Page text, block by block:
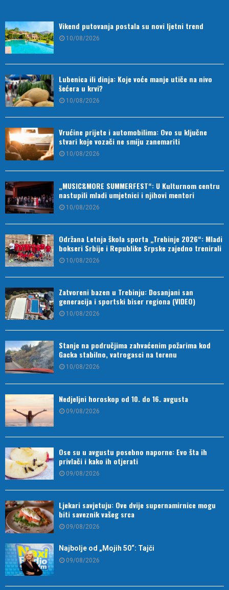
Vikend putovanja postala su novi ljetni trend
10/08/2026
Lubenica ili dinja: Koje voće manje utiče na nivo
šećera u krvi?
10/08/2026
Vrućine prijete i automobilima: Ovo su ključne
stvari koje vozači ne smiju zanemariti
10/08/2026
„MUSIC&MORE SUMMERFEST“: U Kulturnom centru
nastupili mladi umjetnici i njihovi mentori
10/08/2026
Održana Letnja škola sporta „Trebinje 2026“: Mladi
bokseri Srbije i Republike Srpske zajedno trenirali
10/08/2026
Zatvoreni bazen u Trebinju: Dosanjani san
generacija i sportski biser regiona (VIDEO)
10/08/2026
Stanje na područjima zahvaćenim požarima kod
Gacka stabilno, vatrogasci na terenu
10/08/2026
Nedjeljni horoskop od 10. do 16. avgusta
09/08/2026
Ose su u avgustu posebno naporne: Evo šta ih
privlači i kako ih otjerati
09/08/2026
Ljekari savjetuju: Ove dvije supernamirnice mogu
biti saveznik vašeg srca
09/08/2026
Najbolje od „Mojih 50“: Tajči
09/08/2026